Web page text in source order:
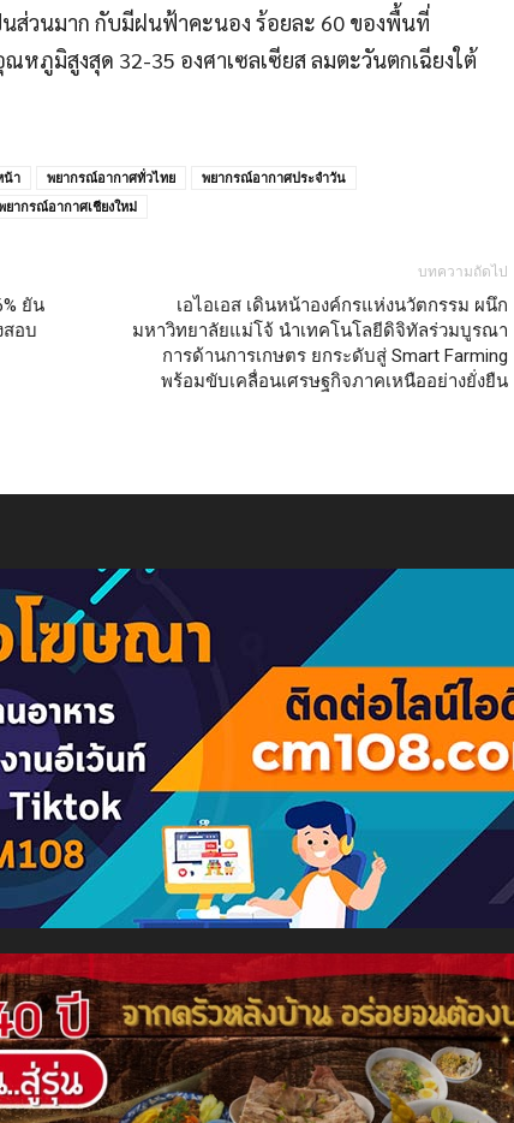
ส่วนมาก กับมีฝนฟ้าคะนอง ร้อยละ 60 ของพื้นที่
หภูมิสูงสุด 32-35 องศาเซลเซียส ลมตะวันตกเฉียงใต้
น้า พยากรณ์อากาศทั่วไทย
พยากรณ์อากาศประจำวัน
ยากรณ์อากาศเชียงใหม่
ยัน
สอบ
บทความถัดไป
เอไอเอส เดินหน้าองค์กรแห่งนวัตกรรม ผนึก
มหาวิทยาลัยแม่โจ้ นำเทคโนโลยีดิจิทัลร่วมบูรณา
การด้านการเกษตร ยกระดับสู่ Smart Farming
พร้อมขับเคลื่อนเศรษฐกิจภาคเหนืออย่างยั่งยืน